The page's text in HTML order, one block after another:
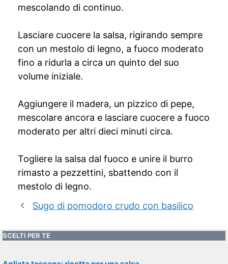
mescolando di continuo.
Lasciare cuocere la salsa, rigirando sempre
con un mestolo di legno, a fuoco moderato
fino a ridurla a circa un quinto del suo
volume iniziale.
Aggiungere il madera, un pizzico di pepe,
mescolare ancora e lasciare cuocere a fuoco
moderato per altri dieci minuti circa.
Togliere la salsa dal fuoco e unire il burro
rimasto a pezzettini, sbattendo con il
mestolo di legno.
Sugo di pomodoro crudo con basilico
SCELTI PER TE